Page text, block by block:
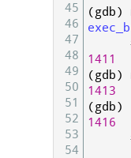
45
46
47
48
49
50
51
52
53
54
(gdb)
1411
(gdb)
1413
(gdb)
1416